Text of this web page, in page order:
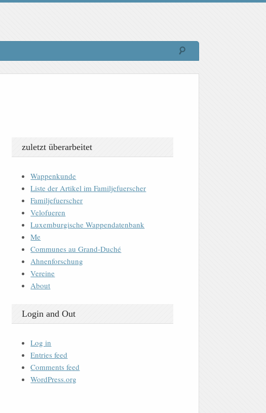
zuletzt überarbeitet
Wappenkunde
Liste der Artikel im Familjefuerscher
Familjefuerscher
Velofueren
Luxemburgische Wappendatenbank
Me
Communes au Grand-Duché
Ahnenforschung
Vereine
About
Login and Out
Log in
Entries feed
Comments feed
WordPress.org